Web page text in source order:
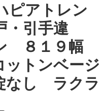
ピアトレン
・引手違
８１９幅
トンベージ
し ラクラ